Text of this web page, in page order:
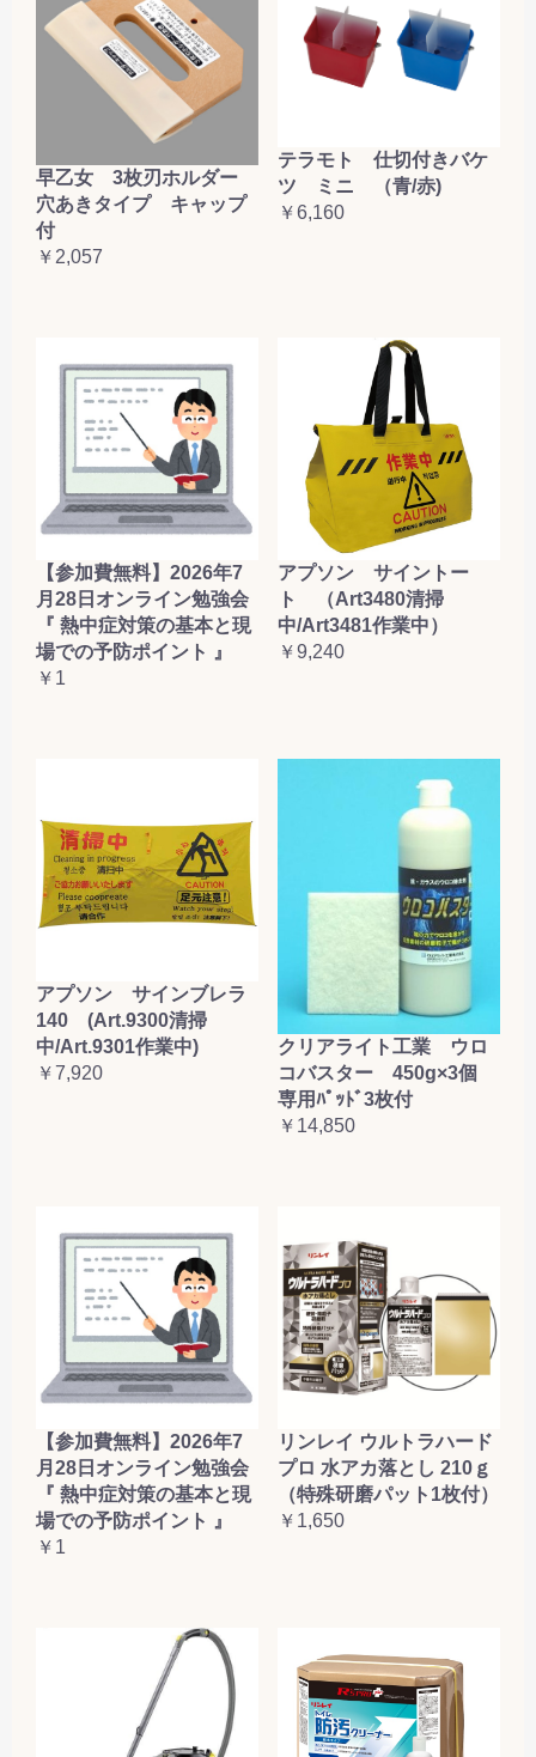
早乙女 3枚刃ホルダー
穴あきタイプ キャップ
付
￥2,057
テラモト 仕切付きバケ
ツ ミニ （青/赤)
￥6,160
【参加費無料】2026年7
月28日オンライン勉強会
『 熱中症対策の基本と現
場での予防ポイント 』
￥1
アプソン サイントー
ト （Art3480清掃
中/Art3481作業中）
￥9,240
アプソン サインブレラ
140 (Art.9300清掃
中/Art.9301作業中)
￥7,920
クリアライト工業 ウロ
コバスター 450g×3個
専用ﾊﾟｯﾄﾞ3枚付
￥14,850
【参加費無料】2026年7
月28日オンライン勉強会
『 熱中症対策の基本と現
場での予防ポイント 』
￥1
リンレイ ウルトラハード
プロ 水アカ落とし 210ｇ
（特殊研磨パット1枚付）
￥1,650